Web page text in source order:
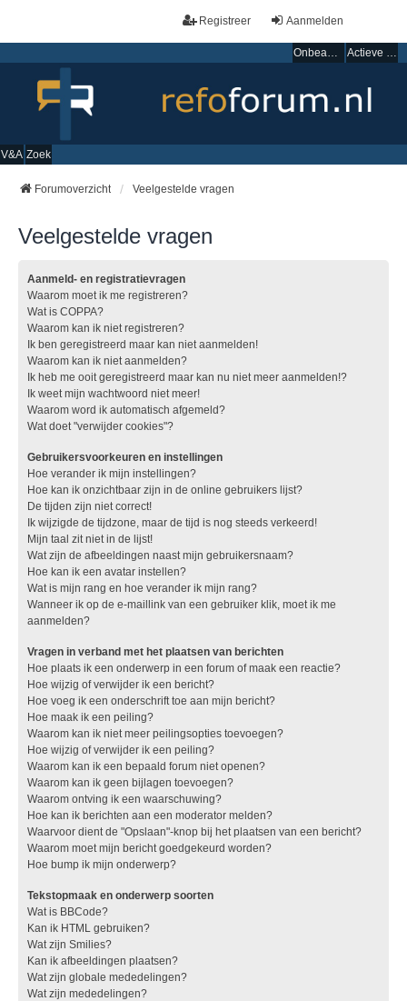
Aanmelden
Registreer
Onbeantwoorde onderwerpen Actieve onderwerpen
V&A Zoek
Forumoverzicht Veelgestelde vragen
Veelgestelde vragen
Aanmeld- en registratievragen
Waarom moet ik me registreren?
Wat is COPPA?
Waarom kan ik niet registreren?
Ik ben geregistreerd maar kan niet aanmelden!
Waarom kan ik niet aanmelden?
Ik heb me ooit geregistreerd maar kan nu niet meer aanmelden!?
Ik weet mijn wachtwoord niet meer!
Waarom word ik automatisch afgemeld?
Wat doet "verwijder cookies"?
Gebruikersvoorkeuren en instellingen
Hoe verander ik mijn instellingen?
Hoe kan ik onzichtbaar zijn in de online gebruikers lijst?
De tijden zijn niet correct!
Ik wijzigde de tijdzone, maar de tijd is nog steeds verkeerd!
Mijn taal zit niet in de lijst!
Wat zijn de afbeeldingen naast mijn gebruikersnaam?
Hoe kan ik een avatar instellen?
Wat is mijn rang en hoe verander ik mijn rang?
Wanneer ik op de e-maillink van een gebruiker klik, moet ik me
aanmelden?
Vragen in verband met het plaatsen van berichten
Hoe plaats ik een onderwerp in een forum of maak een reactie?
Hoe wijzig of verwijder ik een bericht?
Hoe voeg ik een onderschrift toe aan mijn bericht?
Hoe maak ik een peiling?
Waarom kan ik niet meer peilingsopties toevoegen?
Hoe wijzig of verwijder ik een peiling?
Waarom kan ik een bepaald forum niet openen?
Waarom kan ik geen bijlagen toevoegen?
Waarom ontving ik een waarschuwing?
Hoe kan ik berichten aan een moderator melden?
Waarvoor dient de "Opslaan"-knop bij het plaatsen van een bericht?
Waarom moet mijn bericht goedgekeurd worden?
Hoe bump ik mijn onderwerp?
Tekstopmaak en onderwerp soorten
Wat is BBCode?
Kan ik HTML gebruiken?
Wat zijn Smilies?
Kan ik afbeeldingen plaatsen?
Wat zijn globale mededelingen?
Wat zijn mededelingen?